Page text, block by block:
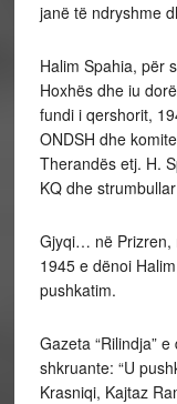
janë të ndryshme
Halim Spahia, për
Hoxhës dhe iu
fundi i qershorit,
ONDSH dhe
Therandës etj. H.
KQ dhe
Gjyqi… në Prizren,
1945 e dënoi
pushkatim.
Gazeta “Rilindja”
shkruante: “U
Krasniqi, Kajtaz